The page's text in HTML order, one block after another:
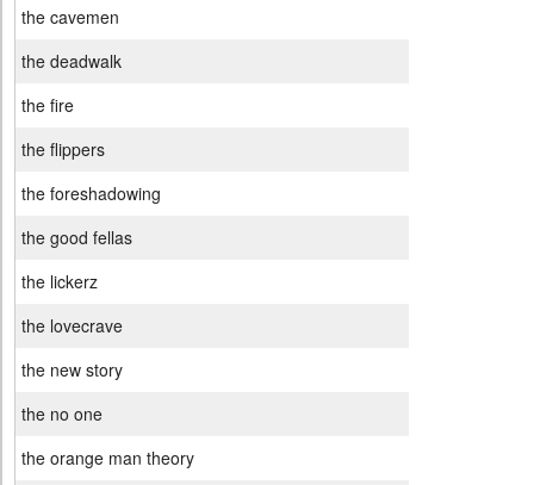
the cavemen
the deadwalk
the fire
the flippers
the foreshadowing
the good fellas
the lickerz
the lovecrave
the new story
the no one
the orange man theory